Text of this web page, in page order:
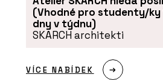
(Vhodné pro studenty/ky
dny v týdnu)
SKARCH architekti
VÍCE NABÍDEK